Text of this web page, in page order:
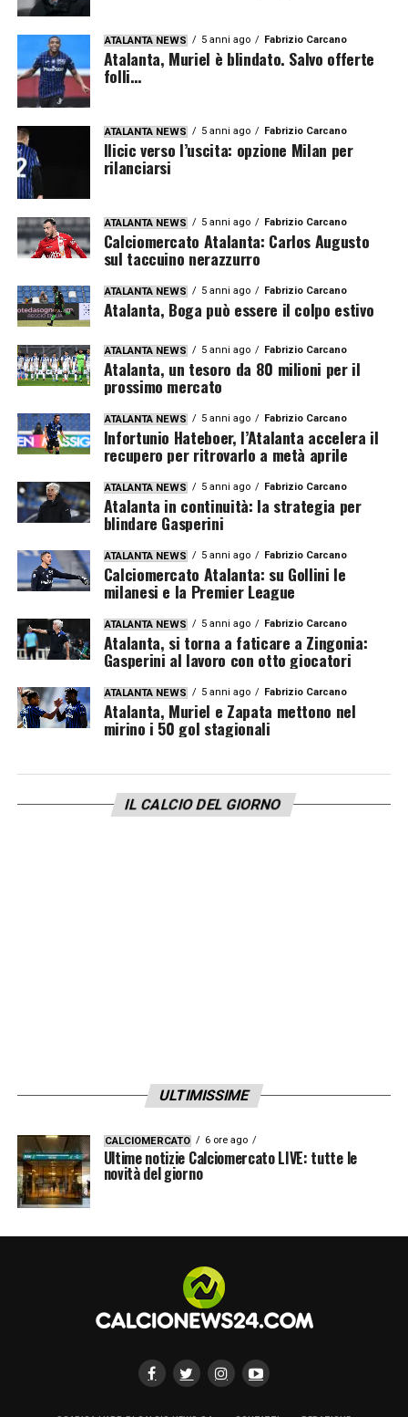
ATALANTA NEWS 5 anni ago Fabrizio Carcano
Atalanta, Muriel è blindato. Salvo offerte
folli…
ATALANTA NEWS 5 anni ago Fabrizio Carcano
Ilicic verso l’uscita: opzione Milan per
rilanciarsi
ATALANTA NEWS 5 anni ago Fabrizio Carcano
Calciomercato Atalanta: Carlos Augusto
sul taccuino nerazzurro
ATALANTA NEWS 5 anni ago Fabrizio Carcano
Atalanta, Boga può essere il colpo estivo
ATALANTA NEWS 5 anni ago Fabrizio Carcano
Atalanta, un tesoro da 80 milioni per il
prossimo mercato
ATALANTA NEWS 5 anni ago Fabrizio Carcano
Infortunio Hateboer, l’Atalanta accelera il
recupero per ritrovarlo a metà aprile
ATALANTA NEWS 5 anni ago Fabrizio Carcano
Atalanta in continuità: la strategia per
blindare Gasperini
ATALANTA NEWS 5 anni ago Fabrizio Carcano
Calciomercato Atalanta: su Gollini le
milanesi e la Premier League
ATALANTA NEWS 5 anni ago Fabrizio Carcano
Atalanta, si torna a faticare a Zingonia:
Gasperini al lavoro con otto giocatori
ATALANTA NEWS 5 anni ago Fabrizio Carcano
Atalanta, Muriel e Zapata mettono nel
mirino i 50 gol stagionali
IL CALCIO DEL GIORNO
ULTIMISSIME
CALCIOMERCATO 6 ore ago
Ultime notizie Calciomercato LIVE: tutte le
novità del giorno